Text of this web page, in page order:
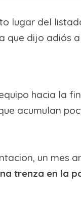
lugar del
dijo adiós
hacia la
acumulan
un mes
trenza en la